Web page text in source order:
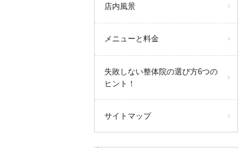
店内風景
メニューと料金
失敗しない整体院の選び方6つの
ヒント！
サイトマップ